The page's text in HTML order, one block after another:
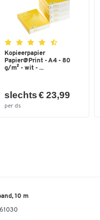
Kopieerpapier
Papier@Print - A4 - 80
g/m² - wit - ...
slechts € 23,99
per ds
10 m
61030